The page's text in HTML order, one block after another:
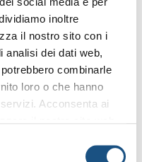
inoltre
il nostro sito con i
analisi dei dati web,
combinarle
loro o che hanno
Acconsenta ai
sui social